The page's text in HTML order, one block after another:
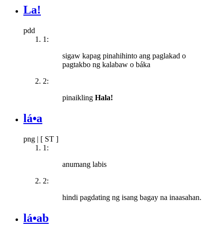
La!
pdd
1:
sigaw kapag pinahihinto ang paglakad o
pagtakbo ng kalabaw o báka
2:
pinaikling Hala!
lá•a
png | [ ST ]
1:
anumang labis
2:
hindi pagdating ng isang bagay na inaasahan.
lá•ab